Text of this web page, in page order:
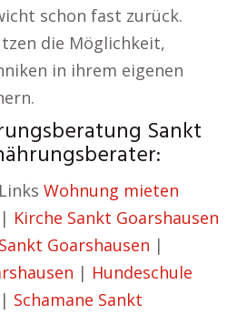
schon fast zurück.
die Möglichkeit,
in ihrem eigenen
Sankt
Wohnung mieten
| Kirche Sankt Goarshausen
Goarshausen |
| Hundeschule
| Schamane Sankt